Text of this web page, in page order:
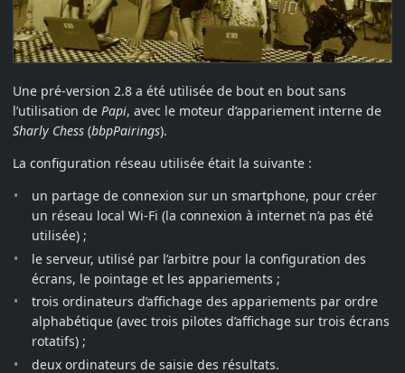
Une pré-version 2.8 a été utilisée de bout en bout sans
l’utilisation de Papi, avec le moteur d’appariement interne de
Sharly Chess (bbpPairings).
La configuration réseau utilisée était la suivante :
un partage de connexion sur un smartphone, pour créer
un réseau local Wi-Fi (la connexion à internet n’a pas été
utilisée) ;
le serveur, utilisé par l’arbitre pour la configuration des
écrans, le pointage et les appariements ;
trois ordinateurs d’affichage des appariements par ordre
alphabétique (avec trois pilotes d’affichage sur trois écrans
rotatifs) ;
deux ordinateurs de saisie des résultats.